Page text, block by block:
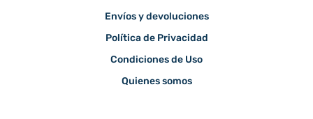
Envíos y devoluciones
Política de Privacidad
Condiciones de Uso
Quienes somos